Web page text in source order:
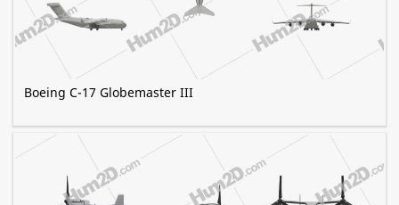
Boeing C-17 Globemaster III